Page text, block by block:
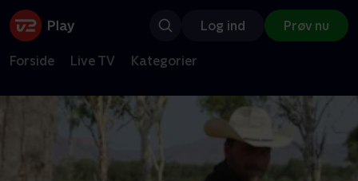
Log ind Prøv nu
Forside Live TV Kategorier